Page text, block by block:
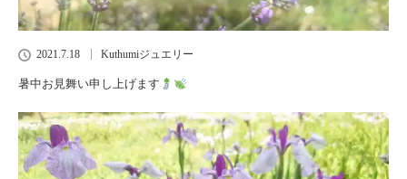
2021.7.18 Kuthumiジュエリー
暑中お見舞い申し上げます